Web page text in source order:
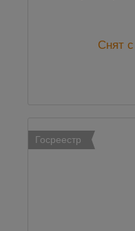
Снят
Госреестр